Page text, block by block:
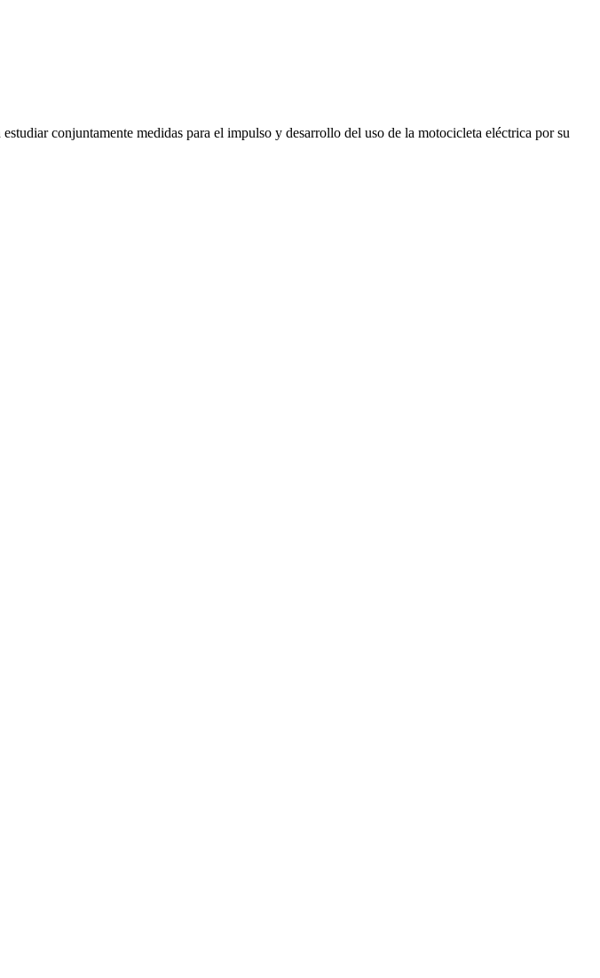
conjuntamente medidas para el impulso y desarrollo del uso de la motocicleta eléctrica por su